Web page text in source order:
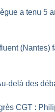
a tenu 5
(Nantes)
delà des
CGT :